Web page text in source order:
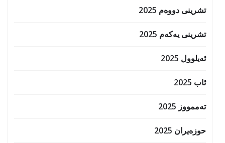
تشرینی دووەم 2025
تشرینی یەکەم 2025
ئەیلوول 2025
ئاب 2025
تەممووز 2025
حوزه‌یران 2025